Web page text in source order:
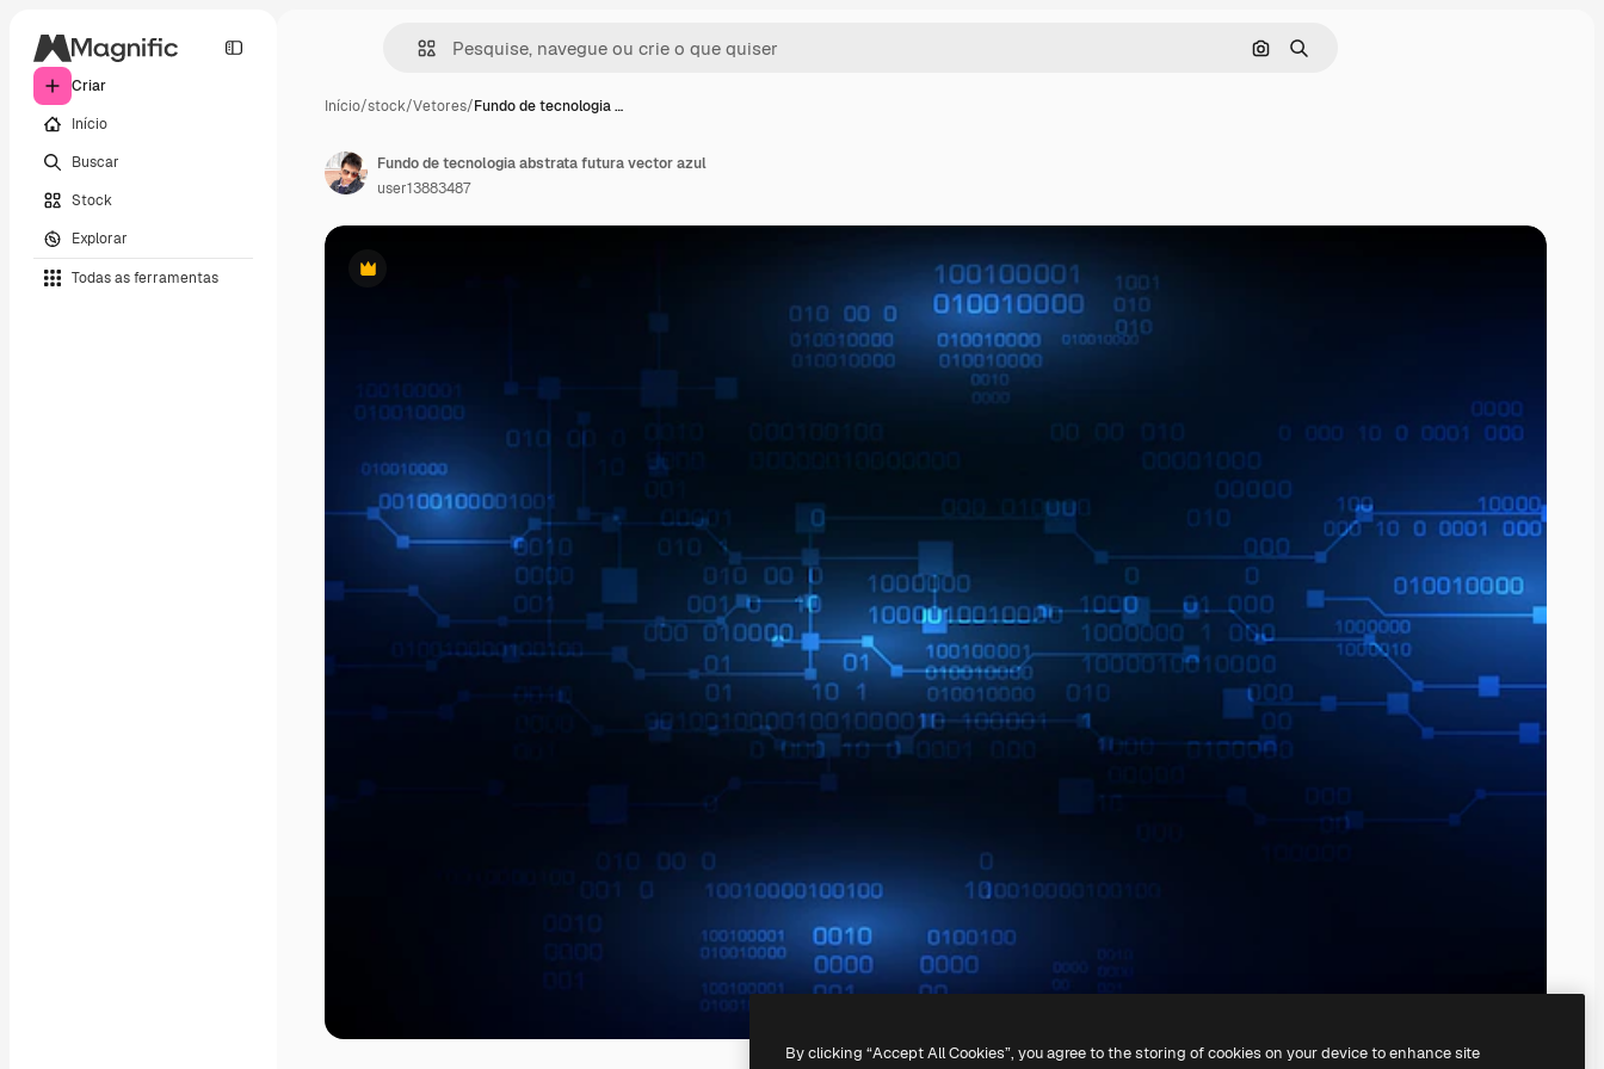
Criar
Início
Buscar
Stock
Explorar
Todas as ferramentas
Pesquisar por imagem
Buscar
Início/stock/Vetores/Fundo de tecnologia …
Premium
Fundo de tecnologia abstrata futura vector azul
user13883487
By clicking “Accept All Cookies”, you agree to the storing of cookies on your device to enhance site